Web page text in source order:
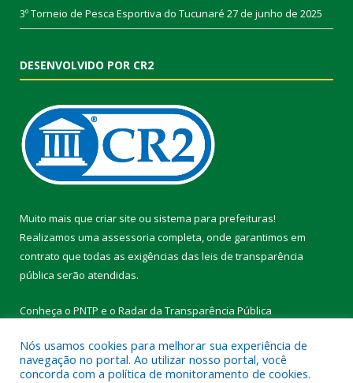
3º Torneio de Pesca Esportiva do Tucunaré 27 de junho de 2025
DESENVOLVIDO POR CR2
Muito mais que criar site ou sistema para prefeituras!
Realizamos uma assessoria completa, onde garantimos em
contrato que todas as exigências das leis de transparência
pública serão atendidas.
Conheça o PNTP e o Radar da Transparência Pública
Nós usamos cookies para melhorar sua experiência de
navegação no portal. Ao utilizar nosso portal, você
concorda com a política de monitoramento de cookies.